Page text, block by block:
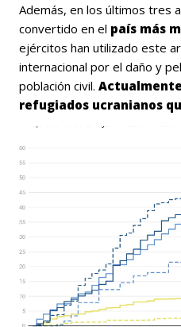
Además, en los últimos tres
convertido en el país más
ejércitos han utilizado este
internacional por el daño y
población civil.
refugiados ucranianos